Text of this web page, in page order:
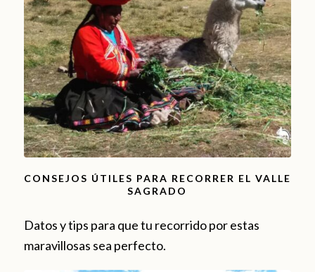
CONSEJOS ÚTILES PARA RECORRER EL VALLE
SAGRADO
Datos y tips para que tu recorrido por estas
maravillosas sea perfecto.